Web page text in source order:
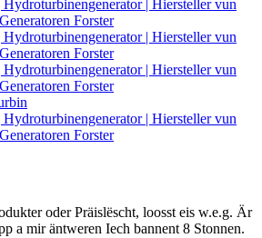
oder Präislëscht, loosst eis w.e.g. Är
a mir äntweren Iech bannent 8 Stonnen.